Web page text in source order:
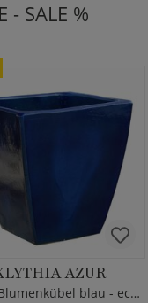
- SALE %
AZUR
Garten Blumenkübel blau - eckig